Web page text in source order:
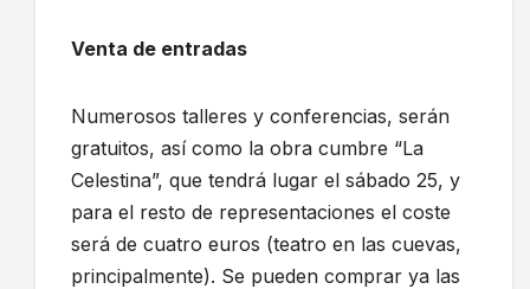
Venta de entradas
Numerosos talleres y conferencias, serán
gratuitos, así como la obra cumbre “La
Celestina”, que tendrá lugar el sábado 25, y
para el resto de representaciones el coste
será de cuatro euros (teatro en las cuevas,
principalmente). Se pueden comprar ya las